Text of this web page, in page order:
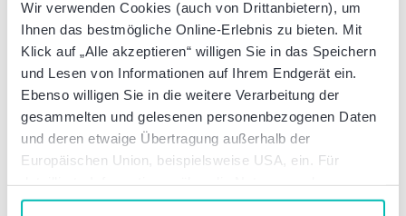
Wir verwenden Cookies (auch von Drittanbietern), um
Ihnen das bestmögliche Online-Erlebnis zu bieten. Mit
Klick auf „Alle akzeptieren“ willigen Sie in das Speichern
und Lesen von Informationen auf Ihrem Endgerät ein.
Ebenso willigen Sie in die weitere Verarbeitung der
gesammelten und gelesenen personenbezogenen Daten
und deren etwaige Übertragung außerhalb der
Europäischen Union, beispielsweise USA, ein. Für
Verwaltung von Cookies klicken Sie auf „Details“. Mit
Organisation
Laura Keiner
Manager
Event Coordination
Büro Frankfurt am Main
M: +49 160 91086213
laura.keiner@bakertilly.de
Tragen Sie sich die
Veranstaltung bequem in Ihren